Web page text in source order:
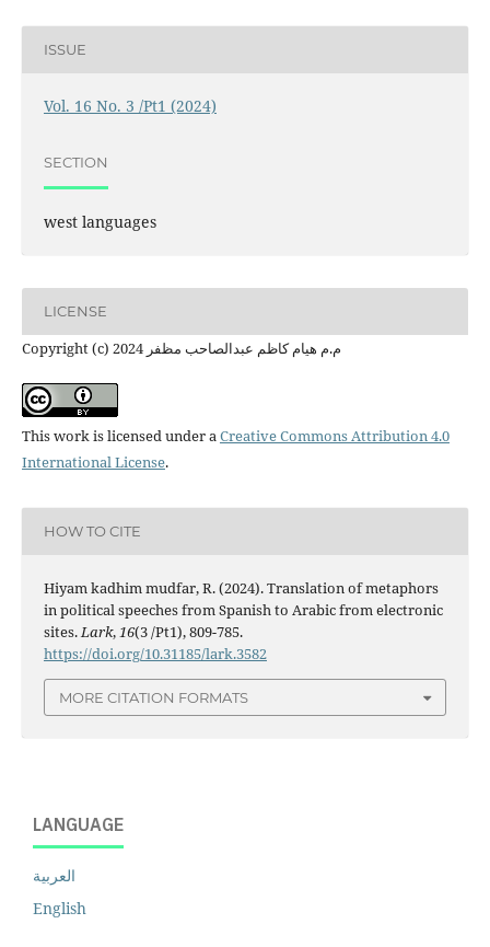
ISSUE
Vol. 16 No. 3 /Pt1 (2024)
SECTION
west languages
LICENSE
Copyright (c) 2024 م.م هيام كاظم عبدالصاحب مظفر
This work is licensed under aCreative Commons Attribution 4.0
International License.
HOW TO CITE
Hiyam kadhim mudfar, R. (2024). Translation of metaphors
in political speeches from Spanish to Arabic from electronic
sites.Lark,16(3 /Pt1), 809-785.
https://doi.org/10.31185/lark.3582
MORE CITATION FORMATS
LANGUAGE
العربية
English